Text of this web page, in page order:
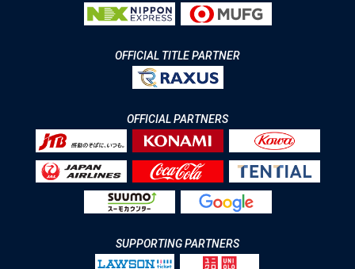
OFFICIAL TITLE PARTNER
OFFICIAL PARTNERS
SUPPORTING PARTNERS